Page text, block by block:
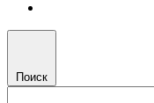
Поиск